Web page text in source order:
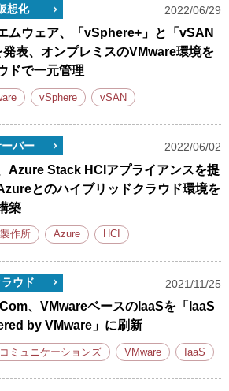
想化 2022/06/29
ムウェア、「vSphere+」と「vSAN
発表、オンプレミスのVMware環境を
ドで一元管理
vSphere vSAN
バー 2022/06/02
Azure Stack HCIアプライアンスを提
とのハイブリッドクラウド環境を
築
作所 Azure HCI
ウド 2021/11/25
、VMwareベースのIaaSを「IaaS
by VMware」に刷新
ミュニケーションズ VMware IaaS